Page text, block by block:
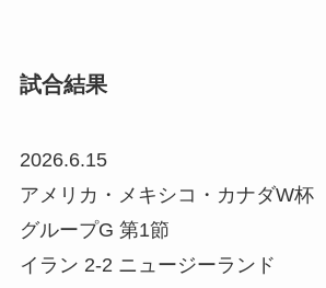
試合結果
2026.6.15
アメリカ・メキシコ・カナダW杯
グループG 第1節
イラン 2-2 ニュージーランド